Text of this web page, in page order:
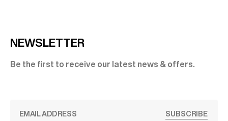
NEWSLETTER
Be the first to receive our latest news & offers.
SUBSCRIBE